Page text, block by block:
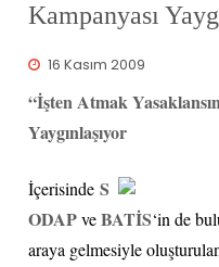
Kampanyası
16 Kasım 2009
“İşten Atmak
Yaygınlaşıyor
İçerisindeS
ODAPveBATİS‘in de
araya gelmesiyle